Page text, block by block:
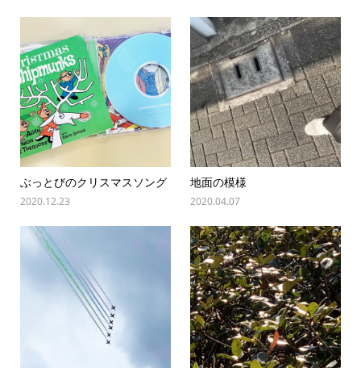
ぶっとびのクリスマスソング
2020.12.23
地面の模様
2020.04.07